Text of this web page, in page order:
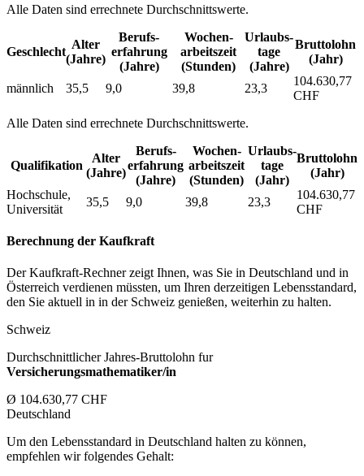
Alle Daten sind errechnete Durchschnittswerte.
Geschlecht
Alter
(Jahre)
Berufs­
erfahrung
(Jahre)
Wochen­
arbeitszeit
(Stunden)
Urlaubs­
tage
(Jahre)
Bruttolohn
(Jahr)
männlich 35,5 9,0 39,8 23,3
104.630,77
CHF
Alle Daten sind errechnete Durchschnittswerte.
Qualifikation
Alter
(Jahre)
Berufs­
erfahrung
(Jahre)
Wochen­
arbeitszeit
(Stunden)
Urlaubs­
tage
(Jahr)
Bruttolohn
(Jahr)
Hochschule,
Universität
35,5 9,0 39,8 23,3
104.630,77
CHF
Berechnung der Kaufkraft
Der Kaufkraft-Rechner zeigt Ihnen, was Sie in Deutschland und in
Österreich verdienen müssten, um Ihren derzeitigen Lebensstandard,
den Sie aktuell in in der Schweiz genießen, weiterhin zu halten.
Schweiz
Durchschnittlicher Jahres-Bruttolohn fur
Versicherungsmathematiker/in
Ø 104.630,77 CHF
Deutschland
Um den Lebensstandard in Deutschland halten zu können,
empfehlen wir folgendes Gehalt: